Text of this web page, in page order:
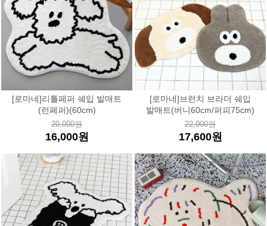
[로마네]리틀페퍼 쉐입 발매트
(런페퍼)(60cm)
20,000원
16,000원
[로마네]브런치 브라더 쉐입
발매트(버니60cm/퍼피75cm)
22,000원
17,600원